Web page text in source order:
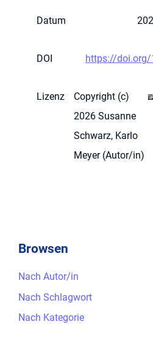
Datum
DOI https://doi.org/
Lizenz
Copyright (c)
2026 Susanne
Schwarz, Karlo
Meyer (Autor/in)
Browsen
Nach Autor/in
Nach Schlagwort
Nach Kategorie